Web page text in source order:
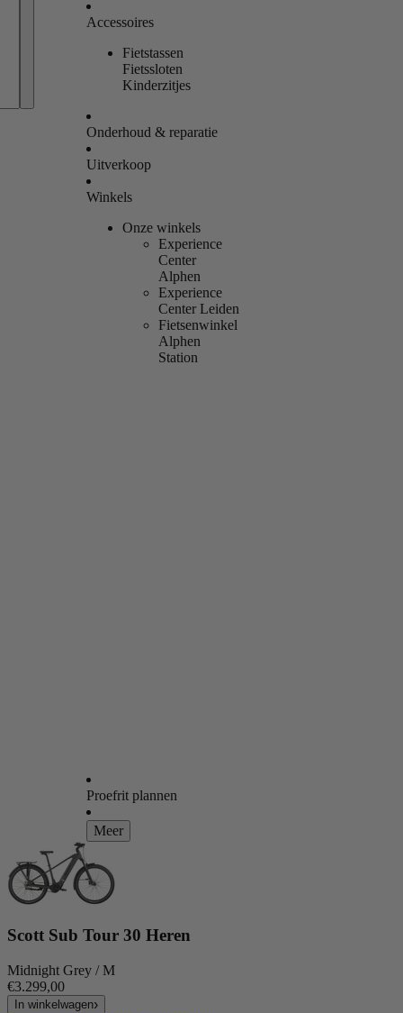
Accessoires
Fietstassen
Fietssloten
Kinderzitjes
Onderhoud & reparatie
Uitverkoop
Winkels
Onze winkels
Experience
Center
Alphen
Experience
Center Leiden
Fietsenwinkel
Alphen
Station
Proefrit plannen
Meer
Bestellingen
Profiel
Scott Sub Tour 30 Heren
Midnight Grey / M
€3.299,00
In winkelwagen